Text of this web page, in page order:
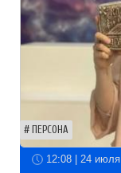
ПЕРСОНА
12:08 | 24 июля